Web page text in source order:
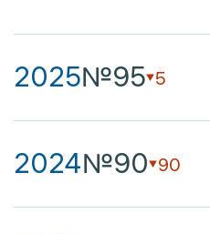
2025№95 5
2024№90 90